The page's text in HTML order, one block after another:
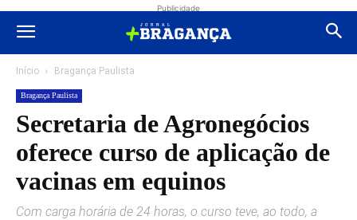
Publicidade
Início Bragança Paulista
Bragança Paulista
Secretaria de Agronegócios
oferece curso de aplicação de
vacinas em equinos
Com carga horária de 24 horas, o curso teve, ao todo, a